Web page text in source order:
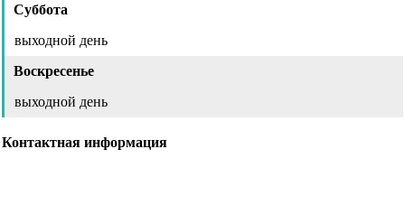
Суббота
выходной день
Воскресенье
выходной день
Контактная информация